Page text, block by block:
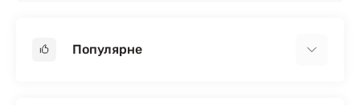
Популярне